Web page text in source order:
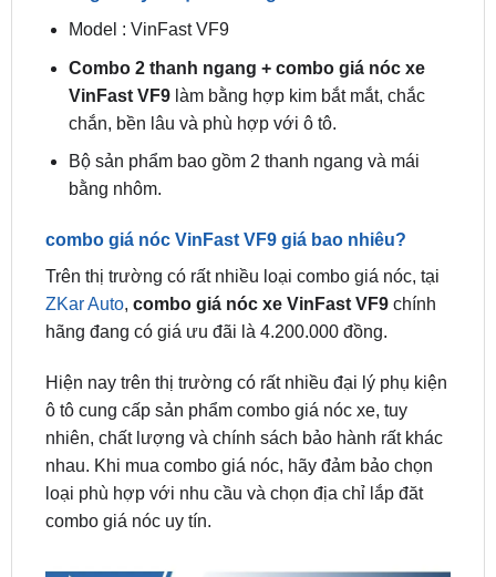
VinFast VF9làm bằng hợp kim bắt mắt, chắc
chắn, bền lâu và phù hợp với ô tô.
Bộ sản phẩm bao gồm 2 thanh ngang và mái
bằng nhôm.
combo giá nóc VinFast VF9 giá bao nhiêu?
ZKar Auto,combo giá nóc xe VinFast VF9chính
hãng đang có giá ưu đãi là 4.200.000 đồng.
Hiện nay trên thị trường có rất nhiều đại lý phụ kiện
nhiên, chất lượng và chính sách bảo hành rất khác
nhau. Khi mua combo giá nóc, hãy đảm bảo chọn
loại phù hợp với nhu cầu và chọn địa chỉ lắp đăt
combo giá nóc uy tín.